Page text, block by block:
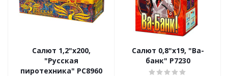
Салют 1,2"х200,
"Русская
пиротехника" РС8960
Салют 0,8"х19, "Ва-
банк" Р7230